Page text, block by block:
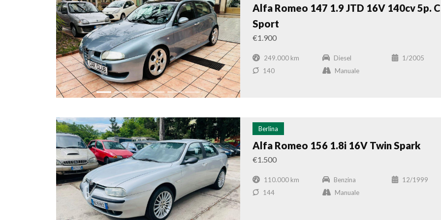
Alfa Romeo 147 1.9 JTD 16V 140cv 5p.
Sport
€1.900
249.000 km Diesel
1/2005
140
Manuale
Berlina
Alfa Romeo 156 1.8i 16V Twin Spark
€1.500
110.000 km Benzina
12/1999
144
Manuale